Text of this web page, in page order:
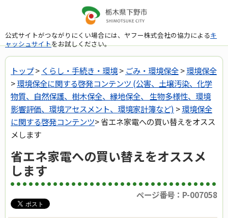
公式サイトがつながりにくい場合には、ヤフー株式会社の協力によるキ
ャッシュサイトをお試しください。
トップ> くらし・手続き・環境> ごみ・環境保全>環境保全
>環境保全に関する啓発コンテンツ (公害、土壌汚染、化学
物質、自然保護、樹木保全、縁地保全、 生物多様性、環境
影響評価、環境アセスメント、環境家計簿など) >環境保全
に関する啓発コンテンツ> 省エネ家電への買い替えをオスス
メします
省エネ家電への買い替えをオススメ
します
ページ番号：P-007058